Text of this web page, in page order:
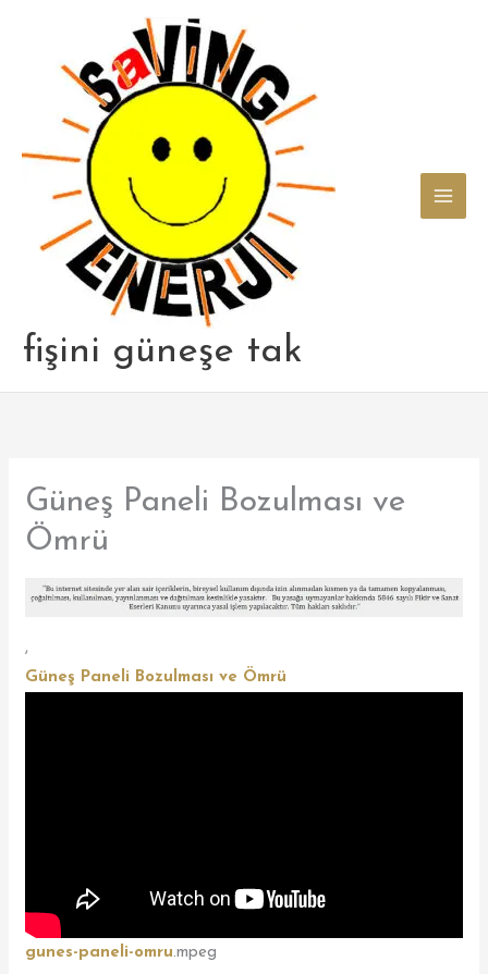
fişini güneşe tak
Güneş Paneli Bozulması ve
Ömrü
,
Güneş Paneli Bozulması ve Ömrü
gunes-paneli-omru.mpeg